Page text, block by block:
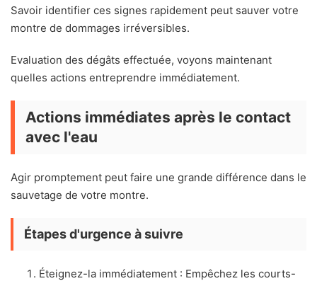
Savoir identifier ces signes rapidement peut sauver votre
montre de dommages irréversibles.
Evaluation des dégâts effectuée, voyons maintenant
quelles actions entreprendre immédiatement.
Actions immédiates après le contact
avec l'eau
Agir promptement peut faire une grande différence dans le
sauvetage de votre montre.
Étapes d'urgence à suivre
Éteignez-la immédiatement : Empêchez les courts-